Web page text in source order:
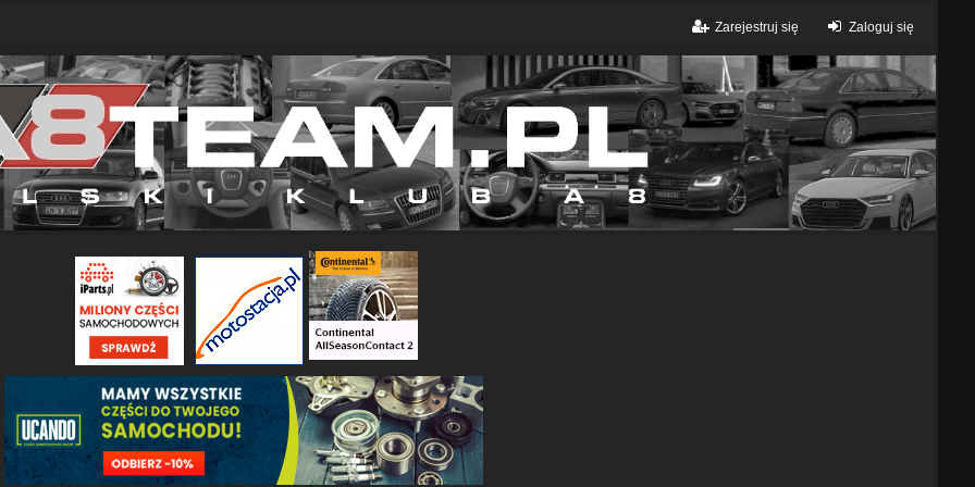
Zaloguj się
Zarejestruj się